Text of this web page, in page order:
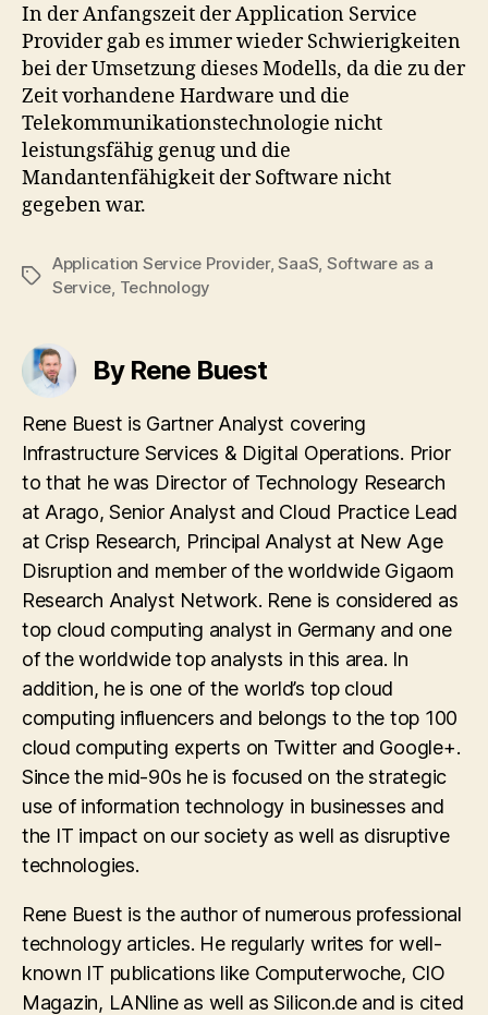
In der Anfangszeit der Application Service
Provider gab es immer wieder Schwierigkeiten
bei der Umsetzung dieses Modells, da die zu der
Zeit vorhandene Hardware und die
Telekommunikationstechnologie nicht
leistungsfähig genug und die
Mandantenfähigkeit der Software nicht
gegeben war.
Tags
Application Service Provider,SaaS Software as a
Service Technology
By Rene Buest
Rene Buest is Gartner Analyst covering
Infrastructure Services & Digital Operations. Prior
to that he was Director of Technology Research
at Arago, Senior Analyst and Cloud Practice Lead
at Crisp Research, Principal Analyst at New Age
Disruption and member of the worldwide Gigaom
Research Analyst Network. Rene is considered as
top cloud computing analyst in Germany and one
of the worldwide top analysts in this area. In
addition, he is one of the world’s top cloud
computing influencers and belongs to the top 100
cloud computing experts on Twitter and Google+.
Since the mid-90s he is focused on the strategic
use of information technology in businesses and
the IT impact on our society as well as disruptive
technologies.
Rene Buest is the author of numerous professional
technology articles. He regularly writes for well-
known IT publications like Computerwoche, CIO
Magazin, LANline as well as Silicon.de and is cited